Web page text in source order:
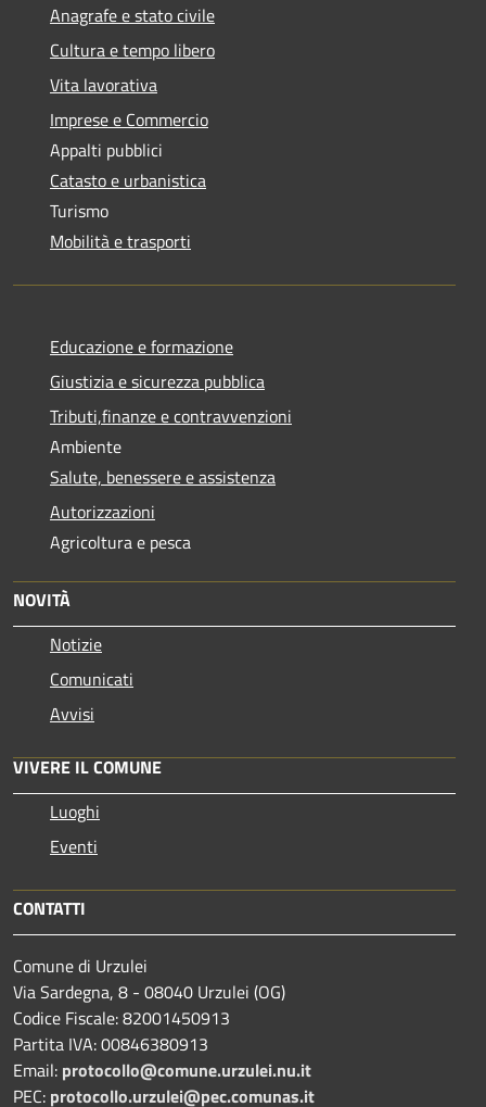
Anagrafe e stato civile
Cultura e tempo libero
Vita lavorativa
Imprese e Commercio
Appalti pubblici
Catasto e urbanistica
Turismo
Mobilità e trasporti
Educazione e formazione
Giustizia e sicurezza pubblica
Tributi,finanze e contravvenzioni
Ambiente
Salute, benessere e assistenza
Autorizzazioni
Agricoltura e pesca
NOVITÀ
Notizie
Comunicati
Avvisi
VIVERE IL COMUNE
Luoghi
Eventi
CONTATTI
Comune di Urzulei
Via Sardegna, 8 - 08040 Urzulei (OG)
Codice Fiscale: 82001450913
Partita IVA: 00846380913
Email: protocollo@comune.urzulei.nu.it
PEC: protocollo.urzulei@pec.comunas.it